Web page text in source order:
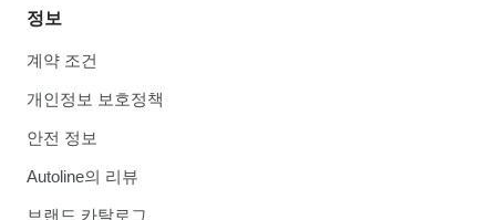
정보
계약 조건
개인정보 보호정책
안전 정보
Autoline의 리뷰
브랜드 카탈로그